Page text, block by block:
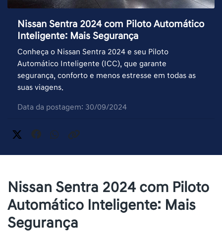
Nissan Sentra 2024 com Piloto Automático
Inteligente: Mais Segurança
Conheça o Nissan Sentra 2024 e seu Piloto
Automático Inteligente (ICC), que garante
segurança, conforto e menos estresse em todas as
suas viagens.
Data da postagem: 30/09/2024
Nissan Sentra 2024 com Piloto
Automático Inteligente: Mais
Segurança